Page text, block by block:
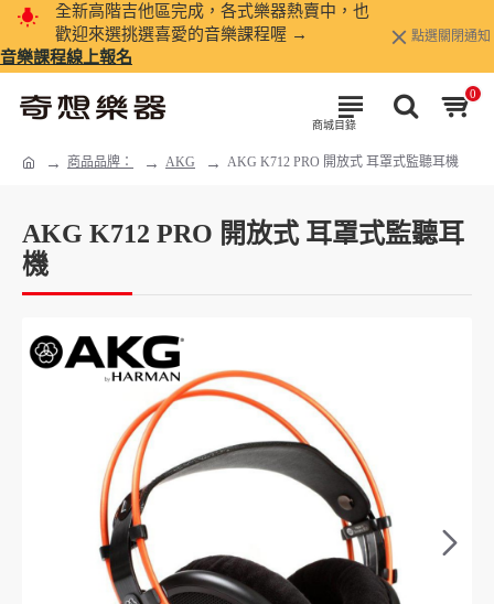
全新高階吉他區完成，各式樂器熱賣中，也
歡迎來選挑選喜愛的音樂課程喔 →
音樂課程線上報名
點選關閉通知
0
商品品牌： AKG AKG K712 PRO 開放式 耳罩式監聽耳機
AKG K712 PRO 開放式 耳罩式監聽耳
機